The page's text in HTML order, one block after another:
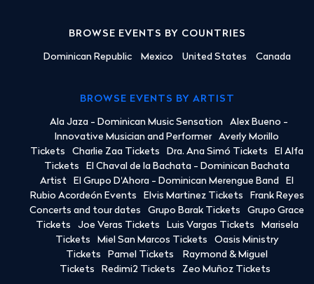
BROWSE EVENTS BY COUNTRIES
Dominican Republic Mexico United States Canada
BROWSE EVENTS BY ARTIST
Ala Jaza - Dominican Music Sensation
Alex Bueno -
Innovative Musician and Performer
Averly Morillo
Tickets
Charlie Zaa Tickets Dra. Ana Simó Tickets
El Alfa
Tickets
El Chaval de la Bachata - Dominican Bachata
Artist
El Grupo D'Ahora - Dominican Merengue Band
El
Rubio Acordeón Events
Elvis Martinez Tickets
Frank Reyes
Concerts and tour dates
Grupo Barak Tickets
Grupo Grace
Tickets
Joe Veras Tickets Luis Vargas Tickets
Marisela
Tickets
Miel San Marcos Tickets
Oasis Ministry
Tickets
Pamel Tickets
Raymond & Miguel
Tickets
Redimi2 Tickets Zeo Muñoz Tickets